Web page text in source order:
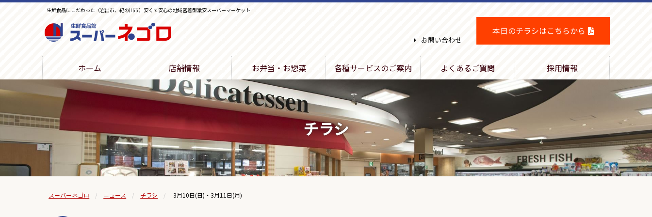
生鮮食品にこだわった（岩出市、紀の川市）安くて安心の地域密着型激安スーパーマーケット
本日のチラシはこちらから
お問い合わせ
ホーム 店舗情報 お弁当・お惣菜 各種サービスのご案内 よくあるご質問 採用情報
チラシ
スーパーネゴロ ニュース チラシ 3月10日(日)・3月11日(月)